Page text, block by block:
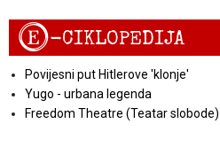
E-CIKLOPEDIJA
Povijesni put Hitlerove 'klonje'
Yugo - urbana legenda
Freedom Theatre (Teatar slobode)